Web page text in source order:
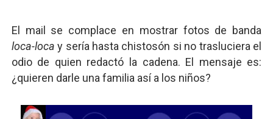
El mail se complace en mostrar fotos de banda
loca-loca y sería hasta chistosón si no trasluciera el
odio de quien redactó la cadena. El mensaje es:
¿quieren darle una familia así a los niños?